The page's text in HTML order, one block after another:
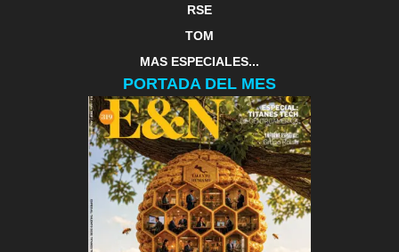
RSE
TOM
MAS ESPECIALES...
PORTADA DEL MES